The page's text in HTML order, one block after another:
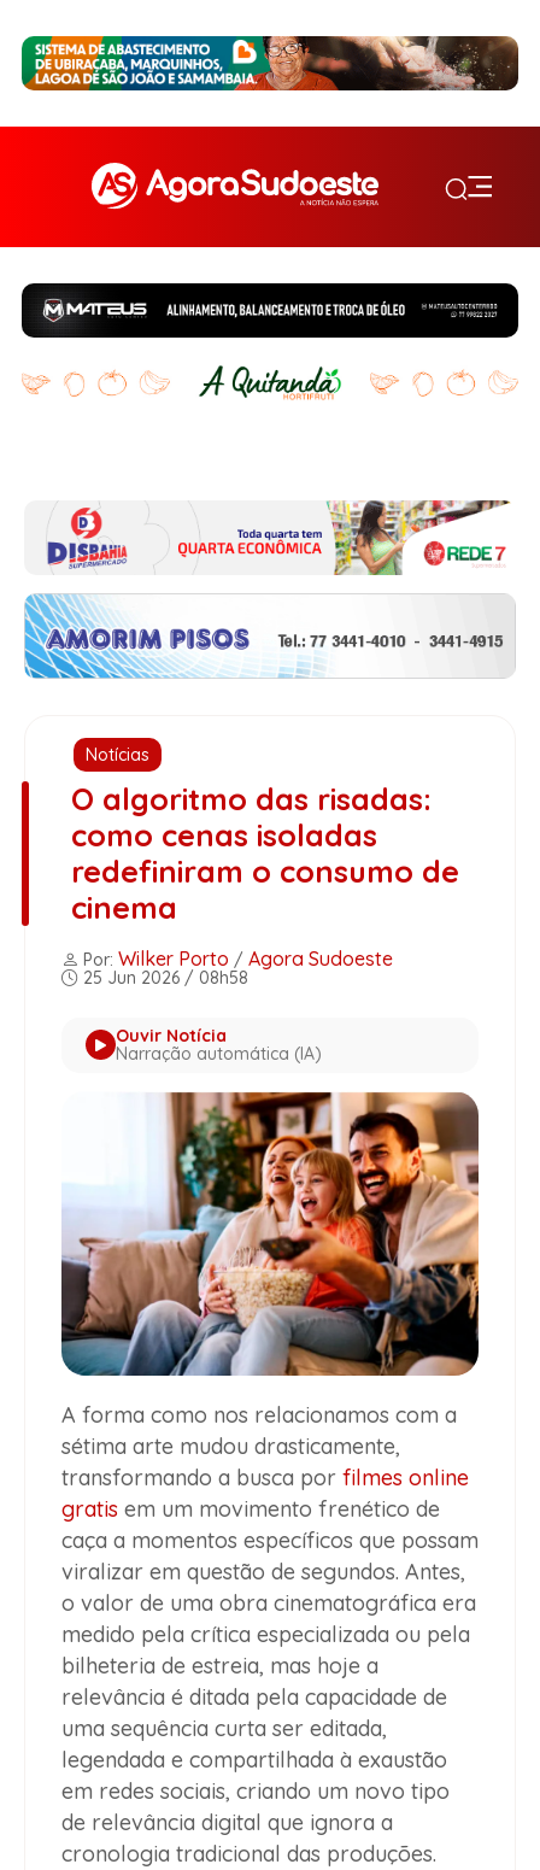
Notícias
O algoritmo das risadas:
como cenas isoladas
redefiniram o consumo de
cinema
Por: Wilker Porto / Agora Sudoeste
25 Jun 2026 / 08h58
Ouvir Notícia
Narração automática (IA)
A forma como nos relacionamos com a
sétima arte mudou drasticamente,
transformando a busca por filmes online
gratis em um movimento frenético de
caça a momentos específicos que possam
viralizar em questão de segundos. Antes,
o valor de uma obra cinematográfica era
medido pela crítica especializada ou pela
bilheteria de estreia, mas hoje a
relevância é ditada pela capacidade de
uma sequência curta ser editada,
legendada e compartilhada à exaustão
em redes sociais, criando um novo tipo
de relevância digital que ignora a
cronologia tradicional das produções.